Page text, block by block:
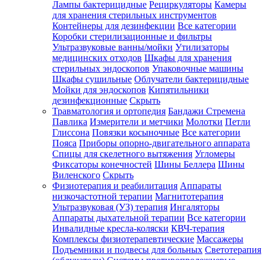
Лампы бактерицидные Рециркуляторы Камеры
для хранения стерильных инструментов
Контейнеры для дезинфекции Все категории
Коробки стерилизационные и фильтры
Ультразвуковые ванны/мойки Утилизаторы
медицинских отходов Шкафы для хранения
стерильных эндоскопов Упаковочные машины
Шкафы сушильные Облучатели бактерицидные
Мойки для эндоскопов Кипятильники
дезинфекционные Скрыть
Травматология и ортопедия Бандажи Стремена
Павлика Измерители и метчики Молотки Петли
Глиссона Повязки косыночные Все категории
Пояса Приборы опорно-двигательного аппарата
Спицы для скелетного вытяжения Угломеры
Фиксаторы конечностей Шины Беллера Шины
Виленского Скрыть
Физиотерапия и реабилитация Аппараты
низкочастотной терапии Магнитотерапия
Ультразвуковая (УЗ) терапия Ингаляторы
Аппараты дыхательной терапии Все категории
Инвалидные кресла-коляски КВЧ-терапия
Комплексы физиотерапевтические Массажеры
Подъемники и подвесы для больных Светотерапия